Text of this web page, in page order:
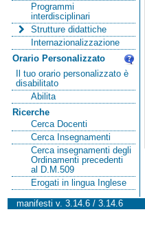
Programmi
interdisciplinari
Strutture didattiche
Internazionalizzazione
Orario Personalizzato
Il tuo orario personalizzato è
disabilitato
Abilita
Ricerche
Cerca Docenti
Cerca Insegnamenti
Cerca insegnamenti degli
Ordinamenti precedenti
al D.M.509
Erogati in lingua Inglese
manifesti v. 3.14.6 / 3.14.6